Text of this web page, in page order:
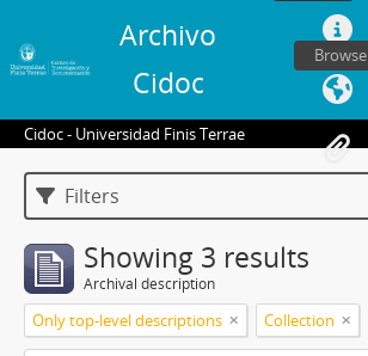
Archivo
Cidoc
Browse
Cidoc - Universidad Finis Terrae
Filters
Showing 3 results
Archival description
Only top-level descriptions Collection